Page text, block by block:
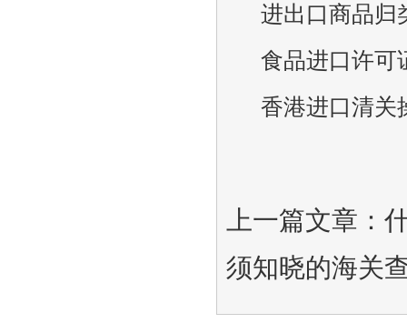
进出口商品归
食品进口许可
香港进口清关
上一篇文章：
须知晓的海关